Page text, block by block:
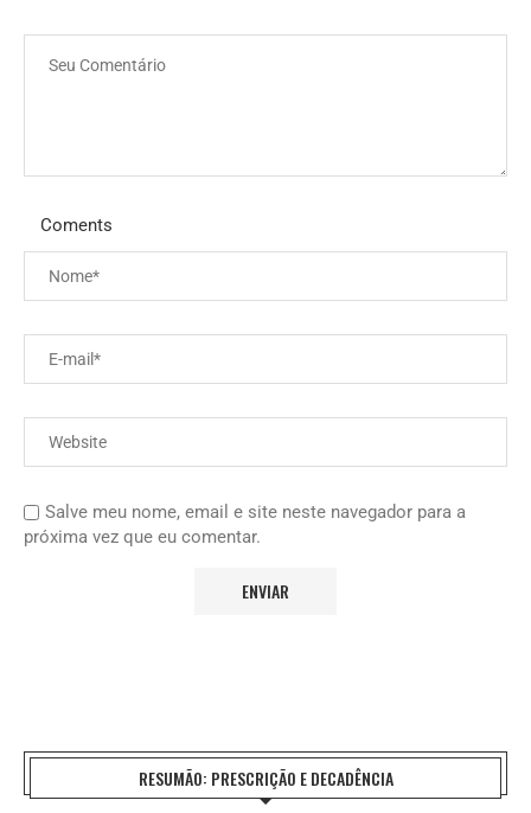
Coments
Salve meu nome, email e site neste navegador para a
próxima vez que eu comentar.
RESUMÃO: PRESCRIÇÃO E DECADÊNCIA